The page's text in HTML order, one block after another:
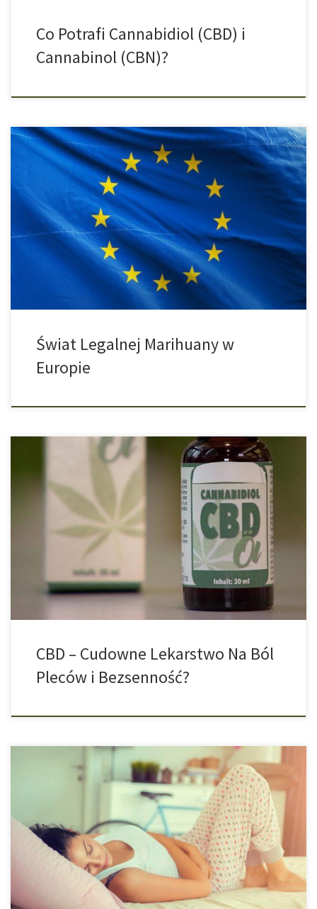
Co Potrafi Cannabidiol (CBD) i
Cannabinol (CBN)?
Marihuana od dawna jest znana na całym świecie i w
międzyczasie zyskała wielu wrogów, ale i też wielu zwolenników.
Od dosyć niedawna nowym trendem stała się tak zwana legalna
marihuana, wszystkim lepiej znana jako susz CBD. Legalizacja
marihuany idzie na przód na całym świecie, a Unia Europejska nie
pozostaje w […]
Świat Legalnej Marihuany w
Europie
Legalne produkty z marihuany mają być magicznym lekarstwem na
niemal wszystko: skurcze menstruacyjne, bóle głowy,
bezsenność, a nawet depresję. Ale krytycy, tacy jak centrum
doradztwa konsumenckiego ostrzegają: Nie wszystko, co ma CBD
jest nieszkodliwe. Środek Przeciwzapalny z Efektami Ubocznymi
CBD, czyli kannabidiol, jest pozyskiwany z rośliny konopi. Jednak
w przeciwieństwie […]
CBD – Cudowne Lekarstwo Na Ból
Pleców i Bezsenność?
Co Kryje Się Za Mega Trendem Wokół Oleju CBD? Łagodne
działanie przeciwbólowe, przeciwko stanom zapalnym,
problemom ze snem oraz skórą – to wszystko mają zapewniać
produkty z kannabidiolem, w skrócie CBD, czyli składnikiem rośliny
konopi. Wielu osobom marihuana kojarzy się przede wszystkim z
narkotykami – ale to ma się zmienić. […]